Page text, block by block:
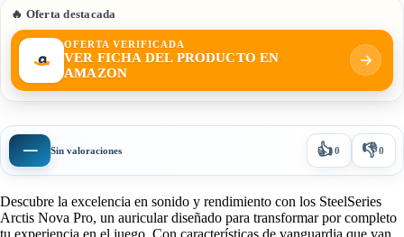
🔥 Oferta destacada
OFERTA VERIFICADA
VER FICHA DEL PRODUCTO EN
AMAZON
— Sin valoraciones 👍0 👎0
Descubre la excelencia en sonido y rendimiento con los SteelSeries
Arctis Nova Pro, un auricular diseñado para transformar por completo
tu experiencia en el juego. Con características de vanguardia que van